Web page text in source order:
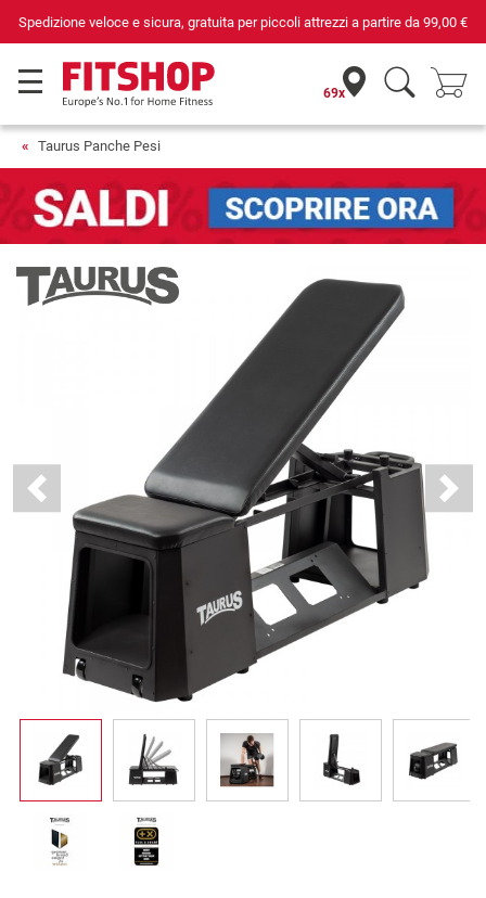
Da 42 anni i tuoi esperti di fiducia per il fitness domestico
69x
Taurus Panche Pesi
Previous Next